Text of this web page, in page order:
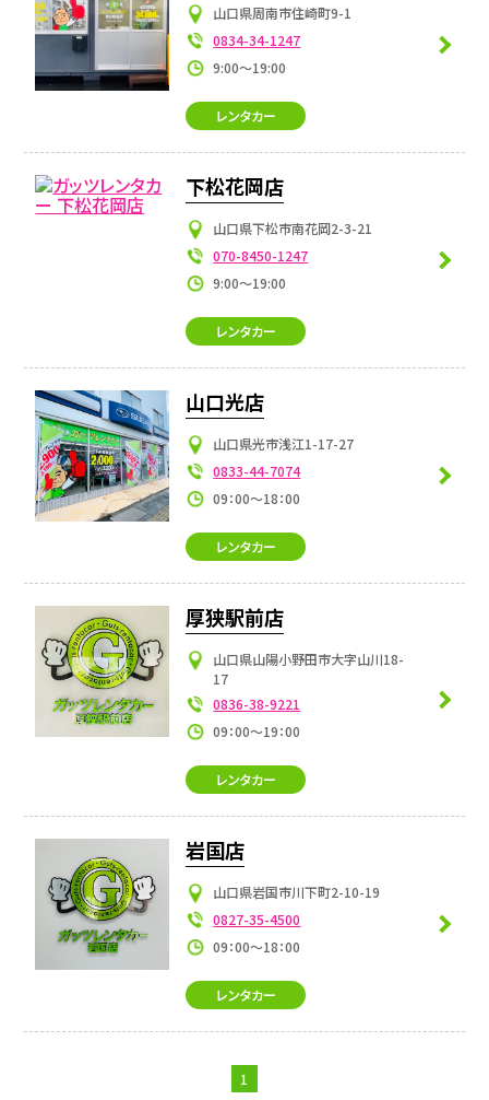
山口県周南市住崎町9-1
0834-34-1247
9:00～19:00
レンタカー
下松花岡店
山口県下松市南花岡2-3-21
070-8450-1247
9:00～19:00
レンタカー
山口光店
山口県光市浅江1-17-27
0833-44-7074
09：00～18：00
レンタカー
厚狭駅前店
山口県山陽小野田市大字山川18-
17
0836-38-9221
09：00～19：00
レンタカー
岩国店
山口県岩国市川下町2-10-19
0827-35-4500
09：00～18：00
レンタカー
1